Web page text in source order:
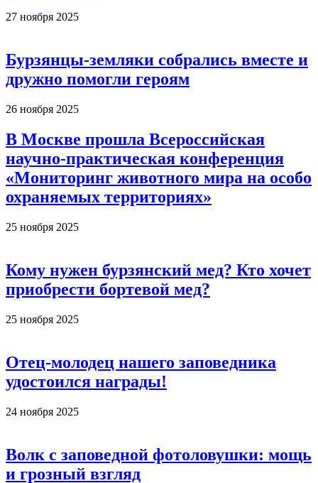
27 ноября 2025
Бурзянцы-земляки собрались вместе и
дружно помогли героям
26 ноября 2025
В Москве прошла Всероссийская
научно-практическая конференция
«Мониторинг животного мира на особо
охраняемых территориях»
25 ноября 2025
Кому нужен бурзянский мед? Кто хочет
приобрести бортевой мед?
25 ноября 2025
Отец-молодец нашего заповедника
удостоился награды!
24 ноября 2025
Волк с заповедной фотоловушки: мощь
и грозный взгляд